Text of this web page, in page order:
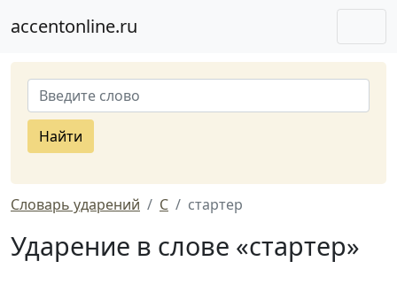
accentonline.ru
Найти
Словарь ударений С стартер
Ударение в слове «стартер»